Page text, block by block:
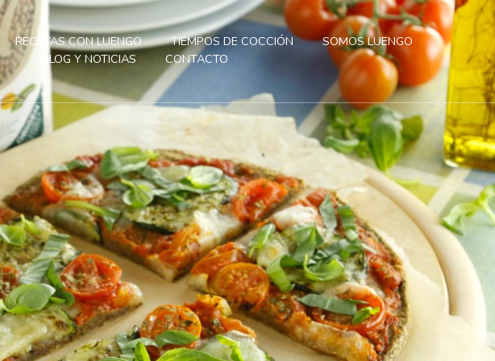
RECETAS CON LUENGO TIEMPOS DE COCCIÓN
SOMOS LUENGO
BLOG Y NOTICIAS
CONTACTO